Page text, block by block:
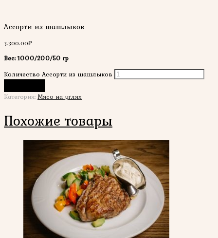
Ассорти из шашлыков
3,300.00₽
Вес: 1000/200/50 гр
Количество Ассорти из шашлыков
Категория: Мясо на углях
Похожие товары